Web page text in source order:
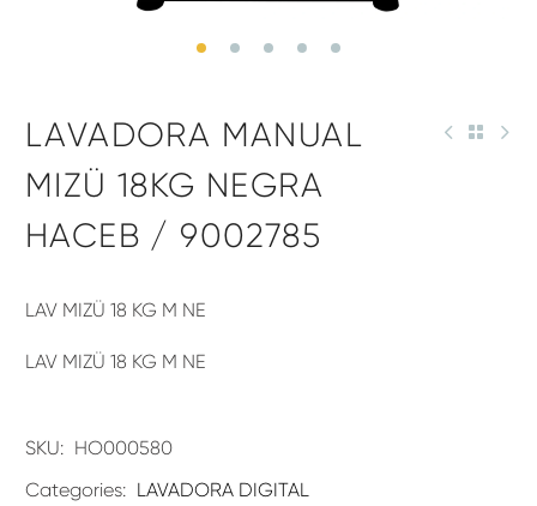
LAVADORA MANUAL
MIZÜ 18KG NEGRA
HACEB / 9002785
LAV MIZÜ 18 KG M NE
LAV MIZÜ 18 KG M NE
SKU: HO000580
Categories: LAVADORA DIGITAL